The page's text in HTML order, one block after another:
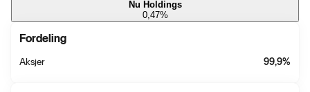
Nu Holdings
0,47%
Fordeling
Aksjer 99,9%